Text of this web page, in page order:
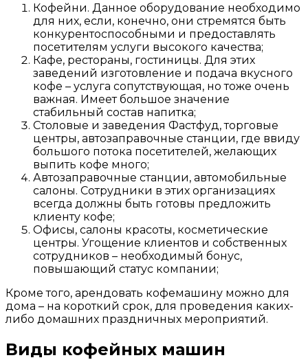
Кофейни. Данное оборудование необходимо
для них, если, конечно, они стремятся быть
конкурентоспособными и предоставлять
посетителям услуги высокого качества;
Кафе, рестораны, гостиницы. Для этих
заведений изготовление и подача вкусного
кофе – услуга сопутствующая, но тоже очень
важная. Имеет большое значение
стабильный состав напитка;
Столовые и заведения Фастфуд, торговые
центры, автозаправочные станции, где ввиду
большого потока посетителей, желающих
выпить кофе много;
Автозаправочные станции, автомобильные
салоны. Сотрудники в этих организациях
всегда должны быть готовы предложить
клиенту кофе;
Офисы, салоны красоты, косметические
центры. Угощение клиентов и собственных
сотрудников – необходимый бонус,
повышающий статус компании;
Кроме того, арендовать кофемашину можно для
дома – на короткий срок, для проведения каких-
либо домашних праздничных мероприятий.
Виды кофейных машин